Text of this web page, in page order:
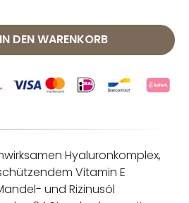
gewünschten
IN DEN WARENKORB
Hyaluronkomplex,
Vitamin E
und Rizinusöl